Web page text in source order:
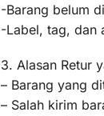
-Barang belum
-Label, tag, dan
3. Alasan Retur
– Barang yang
– Salah kirim